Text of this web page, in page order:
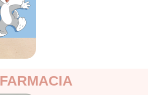
FARMACIA